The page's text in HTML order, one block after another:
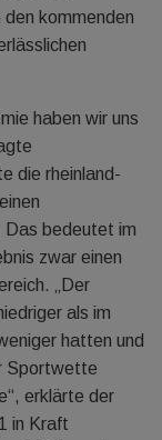
kommenden
haben wir uns
die rheinland-
Das bedeutet im
zwar einen
„Der
als im
hatten und
Sportwette
erklärte der
in Kraft